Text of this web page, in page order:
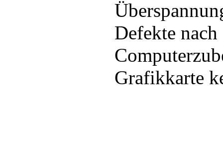
Defekte nach
Grafikkarte